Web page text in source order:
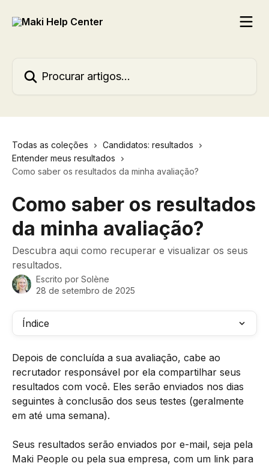
Todas as coleções
Candidatos: resultados
Entender meus resultados
Como saber os resultados da minha avaliação?
Como saber os resultados
da minha avaliação?
Descubra aqui como recuperar e visualizar os seus
resultados.
Escrito por Solène
28 de setembro de 2025
Índice
Depois de concluída a sua avaliação, cabe ao
recrutador responsável por ela compartilhar seus
resultados com você. Eles serão enviados nos dias
seguintes à conclusão dos seus testes (geralmente
em até uma semana).
Seus resultados serão enviados por e-mail, seja pela
Maki People ou pela sua empresa, com um link para